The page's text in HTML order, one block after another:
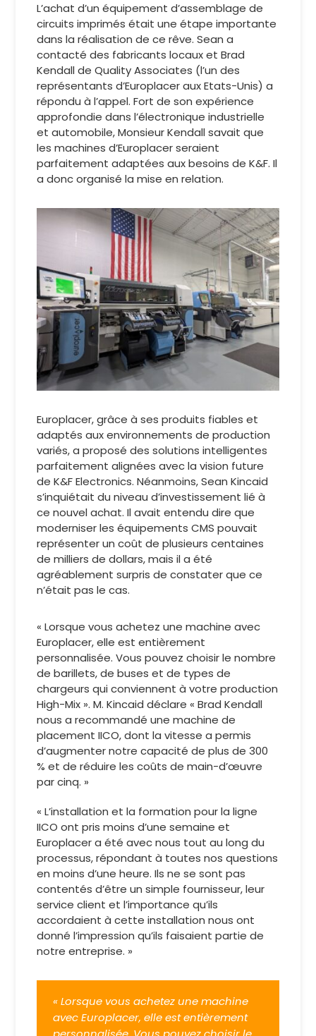
L’achat d’un équipement d’assemblage de
circuits imprimés était une étape importante
dans la réalisation de ce rêve. Sean a
contacté des fabricants locaux et Brad
Kendall de Quality Associates (l’un des
représentants d’Europlacer aux Etats-Unis) a
répondu à l’appel. Fort de son expérience
approfondie dans l’électronique industrielle
et automobile, Monsieur Kendall savait que
les machines d’Europlacer seraient
parfaitement adaptées aux besoins de K&F. Il
a donc organisé la mise en relation.
Europlacer, grâce à ses produits fiables et
adaptés aux environnements de production
variés, a proposé des solutions intelligentes
parfaitement alignées avec la vision future
de K&F Electronics. Néanmoins, Sean Kincaid
s’inquiétait du niveau d’investissement lié à
ce nouvel achat. Il avait entendu dire que
moderniser les équipements CMS pouvait
représenter un coût de plusieurs centaines
de milliers de dollars, mais il a été
agréablement surpris de constater que ce
n’était pas le cas.
« Lorsque vous achetez une machine avec
Europlacer, elle est entièrement
personnalisée. Vous pouvez choisir le nombre
de barillets, de buses et de types de
chargeurs qui conviennent à votre production
High-Mix ». M. Kincaid déclare « Brad Kendall
nous a recommandé une machine de
placement IICO, dont la vitesse a permis
d’augmenter notre capacité de plus de 300
% et de réduire les coûts de main-d’œuvre
par cinq. »
« L’installation et la formation pour la ligne
IICO ont pris moins d’une semaine et
Europlacer a été avec nous tout au long du
processus, répondant à toutes nos questions
en moins d’une heure. Ils ne se sont pas
contentés d’être un simple fournisseur, leur
service client et l’importance qu’ils
accordaient à cette installation nous ont
donné l’impression qu’ils faisaient partie de
notre entreprise. »
« Lorsque vous achetez une machine
avec Europlacer, elle est entièrement